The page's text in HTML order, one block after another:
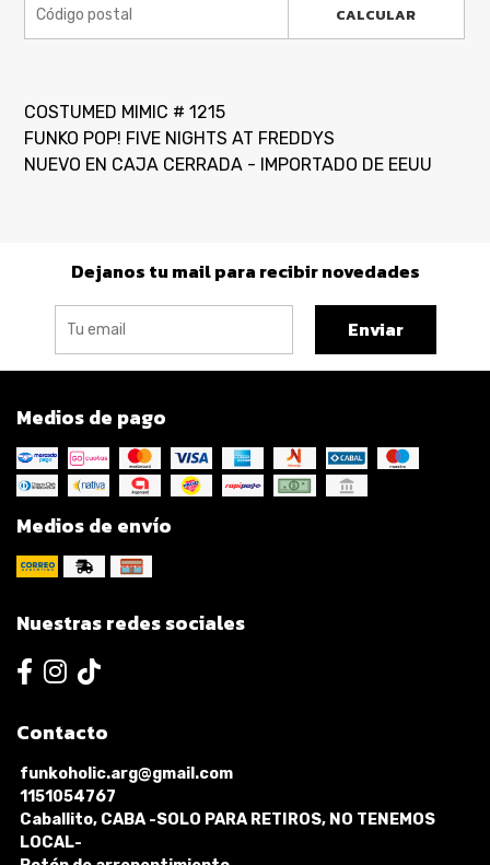
CALCULAR
COSTUMED MIMIC # 1215
FUNKO POP! FIVE NIGHTS AT FREDDYS
NUEVO EN CAJA CERRADA - IMPORTADO DE EEUU
Dejanos tu mail para recibir novedades
Enviar
Medios de pago
Medios de envío
Nuestras redes sociales
Contacto
funkoholic.arg@gmail.com
1151054767
Caballito, CABA -SOLO PARA RETIROS, NO TENEMOS
LOCAL-